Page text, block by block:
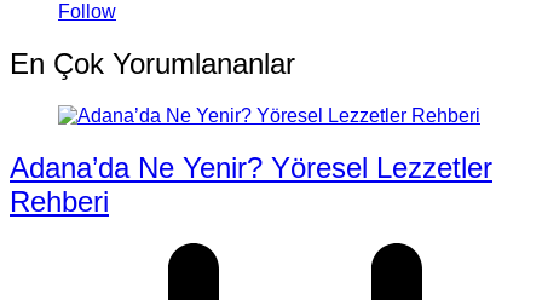
Follow
En Çok Yorumlananlar
Adana’da Ne Yenir? Yöresel Lezzetler
Rehberi